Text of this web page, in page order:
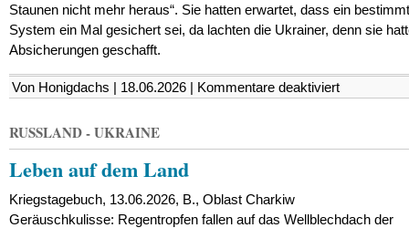
Staunen nicht mehr heraus“. Sie hatten erwartet, dass ein
System ein Mal gesichert sei, da lachten die Ukrainer, denn sie
Absicherungen geschafft.
Von Honigdachs | 18.06.2026 | Kommentare deaktiviertfür
Artillerie
RUSSLAND - UKRAINE
Leben auf dem Land
Kriegstagebuch, 13.06.2026, B., Oblast Charkiw
Geräuschkulisse: Regentropfen fallen auf das Wellblechdach der